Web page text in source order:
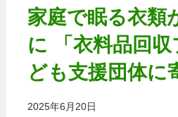
家庭で眠る衣類
に 「衣料品回
ども支援団体に
2025年6月20日